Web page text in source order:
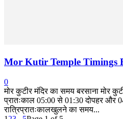
Mor Kutir Temple Timings
0
मोर कुटीर मंदिर का समय बरसाना मोर
प्रातःकाल 05:00 से 01:30 दोपहर और
रात्रिप्रातःकालखुलने का समय...